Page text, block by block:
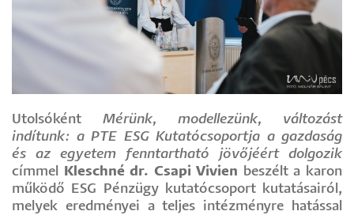
Utolsóként Mérünk, modellezünk, változást
indítunk: a PTE ESG Kutatócsoportja a gazdaság
és az egyetem fenntartható jövőjéért dolgozik
címmel
Kleschné dr. Csapi Vivien beszélt a karon
működő ESG Pénzügy kutatócsoport kutatásairól,
melyek eredményei a teljes intézményre hatással